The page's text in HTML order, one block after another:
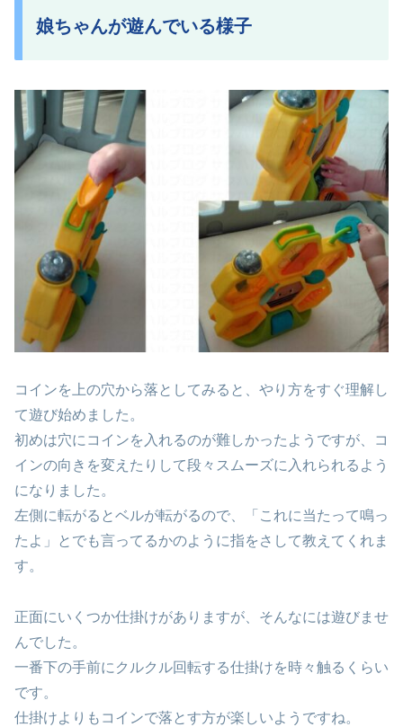
娘ちゃんが遊んでいる様子
コインを上の穴から落としてみると、やり方をすぐ理解し
て遊び始めました。
初めは穴にコインを入れるのが難しかったようですが、コ
インの向きを変えたりして段々スムーズに入れられるよう
になりました。
左側に転がるとベルが転がるので、「これに当たって鳴っ
たよ」とでも言ってるかのように指をさして教えてくれま
す。
正面にいくつか仕掛けがありますが、そんなには遊びませ
んでした。
一番下の手前にクルクル回転する仕掛けを時々触るくらい
です。
仕掛けよりもコインで落とす方が楽しいようですね。